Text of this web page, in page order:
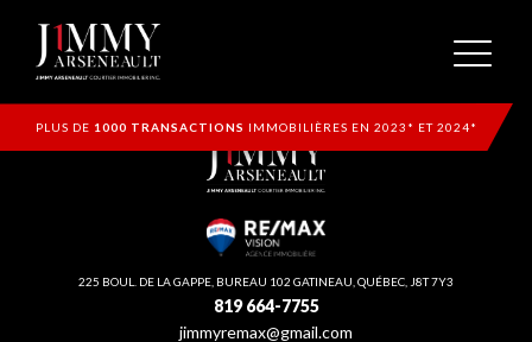
PLUS DE 1000 TRANSACTIONS IMMOBILIÈRES EN 2023* ET 2024*
225 BOUL. DE LA GAPPE, BUREAU 102 GATINEAU, QUÉBEC, J8T 7Y3
819 664-7755
jimmyremax@gmail.com